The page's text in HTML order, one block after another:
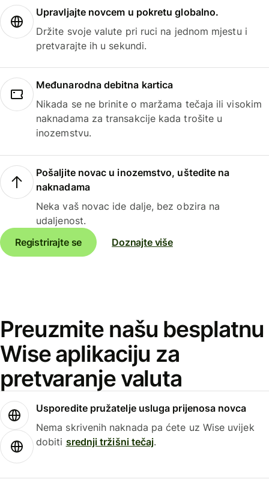
Upravljajte novcem u pokretu globalno.
Držite svoje valute pri ruci na jednom mjestu i
pretvarajte ih u sekundi.
Međunarodna debitna kartica
Nikada se ne brinite o maržama tečaja ili visokim
naknadama za transakcije kada trošite u
inozemstvu.
Pošaljite novac u inozemstvo, uštedite na
naknadama
Neka vaš novac ide dalje, bez obzira na
udaljenost.
Registrirajte se
Doznajte više
Preuzmite našu besplatnu
Wise aplikaciju za
pretvaranje valuta
Usporedite pružatelje usluga prijenosa novca
Nema skrivenih naknada pa ćete uz Wise uvijek
dobiti srednji tržišni tečaj.